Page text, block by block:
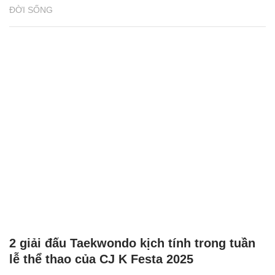
ĐỜI SỐNG
2 giải đấu Taekwondo kịch tính trong tuần
lễ thể thao của CJ K Festa 2025